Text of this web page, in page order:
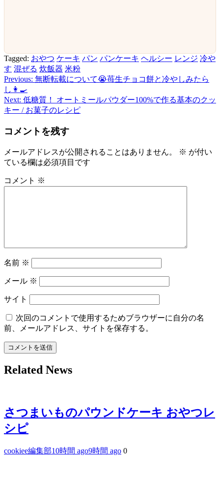
Tagged: おやつ ケーキ パン パンケーキ ヘルシー レンジ 冷や
す 混ぜる 炊飯器 米粉
投
稿
ナ
ビ
ー
シ
Previous: 無断転載について😭苺生チョコ餅と冷やしみたら
し👩‍🍳
Next: 低糖質！ オートミールパウダー100%で作る基本のクッ
キー / お菓子のレシピ
コメントを残す
メールアドレスが公開されることはありません。 ※ が付い
ている欄は必須項目です
コメント ※
名前 ※
メール ※
サイト
次回のコメントで使用するためブラウザーに自分の名
前、メールアドレス、サイトを保存する。
Related News
さつまいものパウンドケーキ おやつレ
シピ
cookiee編集部10時間 ago9時間 ago 0